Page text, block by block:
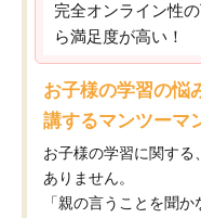
完全オンライン性
ら満足度が高い！
お子様の学習の悩
講するマンツーマ
お子様の学習に関す
ありません。
「親の言うことを聞